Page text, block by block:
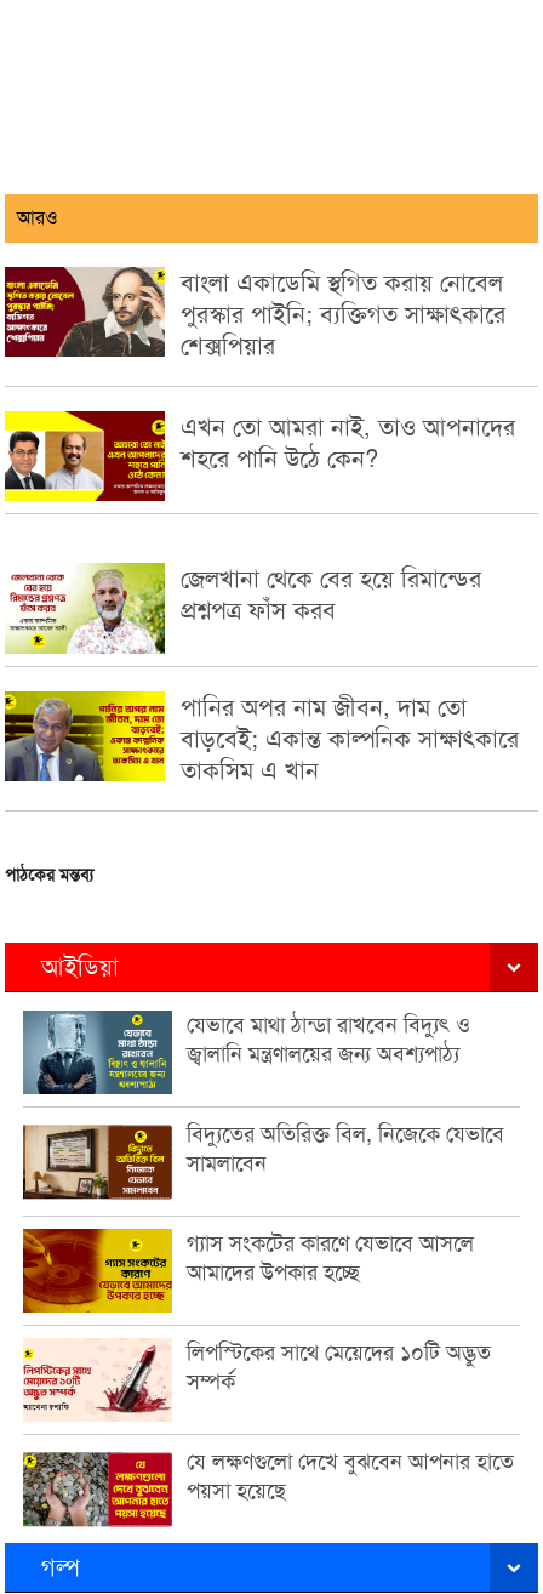
আরও
বাংলা একাডেমি স্থগিত করায় নোবেল
পুরস্কার পাইনি; ব্যক্তিগত সাক্ষাৎকারে
শেক্সপিয়ার
এখন তো আমরা নাই, তাও আপনাদের
শহরে পানি উঠে কেন?
জেলখানা থেকে বের হয়ে রিমান্ডের
প্রশ্নপত্র ফাঁস করব
পানির অপর নাম জীবন, দাম তো
বাড়বেই; একান্ত কাল্পনিক সাক্ষাৎকারে
তাকসিম এ খান
পাঠকের মন্তব্য
আইডিয়া
যেভাবে মাথা ঠান্ডা রাখবেন বিদ্যুৎ ও
জ্বালানি মন্ত্রণালয়ের জন্য অবশ্যপাঠ্য
বিদ্যুতের অতিরিক্ত বিল, নিজেকে যেভাবে
সামলাবেন
গ্যাস সংকটের কারণে যেভাবে আসলে
আমাদের উপকার হচ্ছে
লিপস্টিকের সাথে মেয়েদের ১০টি অদ্ভুত
সম্পর্ক
যে লক্ষণগুলো দেখে বুঝবেন আপনার হাতে
পয়সা হয়েছে
গল্প